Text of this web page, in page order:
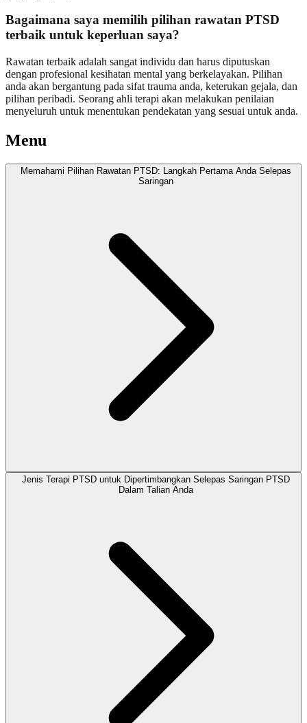
Bagaimana saya memilih pilihan rawatan PTSD
terbaik untuk keperluan saya?
Rawatan terbaik adalah sangat individu dan harus diputuskan
dengan profesional kesihatan mental yang berkelayakan. Pilihan
anda akan bergantung pada sifat trauma anda, keterukan gejala, dan
pilihan peribadi. Seorang ahli terapi akan melakukan penilaian
menyeluruh untuk menentukan pendekatan yang sesuai untuk anda.
Menu
Memahami Pilihan Rawatan PTSD: Langkah Pertama Anda Selepas
Saringan
Jenis Terapi PTSD untuk Dipertimbangkan Selepas Saringan PTSD
Dalam Talian Anda